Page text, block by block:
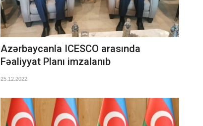
Azərbaycanla ICESCO arasında
Fəaliyyat Planı imzalanıb
25.12.2022